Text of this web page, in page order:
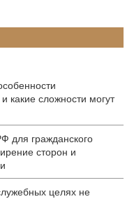
какие сложности могут
для гражданского
сторон и
целях не